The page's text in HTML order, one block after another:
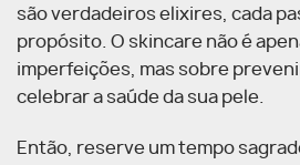
são verdadeiros elixires, cada
propósito. O skincare não é
imperfeições, mas sobre
celebrar a saúde da sua pele.
Então, reserve um tempo